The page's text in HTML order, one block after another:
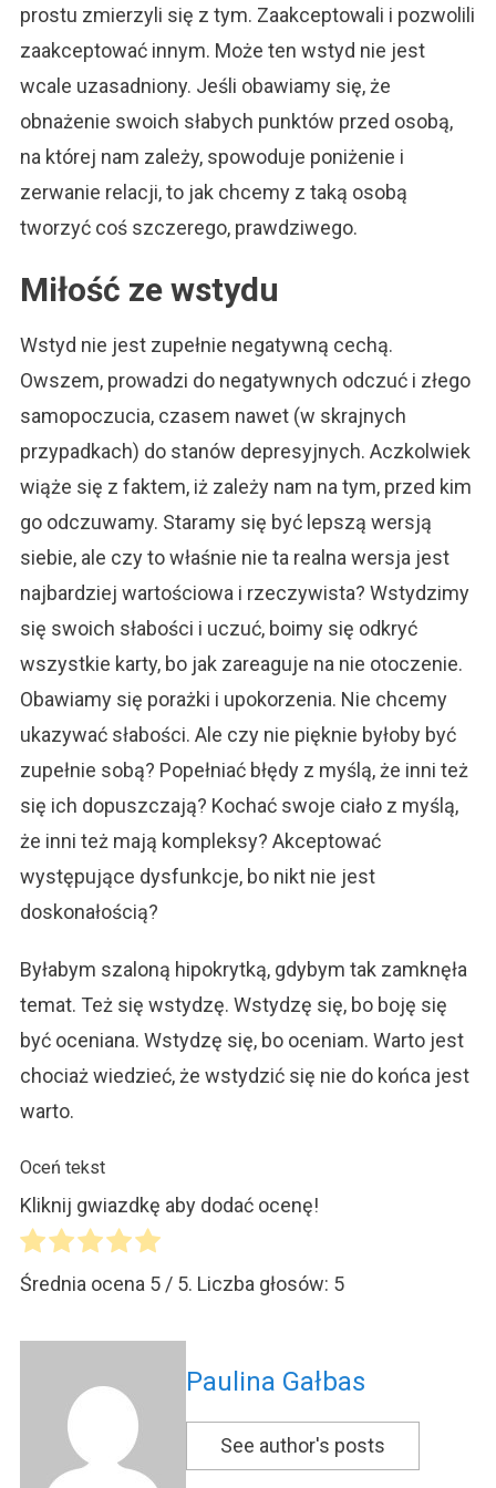
prostu zmierzyli się z tym. Zaakceptowali i pozwolili
zaakceptować innym. Może ten wstyd nie jest
wcale uzasadniony. Jeśli obawiamy się, że
obnażenie swoich słabych punktów przed osobą,
na której nam zależy, spowoduje poniżenie i
zerwanie relacji, to jak chcemy z taką osobą
tworzyć coś szczerego, prawdziwego.
Miłość ze wstydu
Wstyd nie jest zupełnie negatywną cechą.
Owszem, prowadzi do negatywnych odczuć i złego
samopoczucia, czasem nawet (w skrajnych
przypadkach) do stanów depresyjnych. Aczkolwiek
wiąże się z faktem, iż zależy nam na tym, przed kim
go odczuwamy. Staramy się być lepszą wersją
siebie, ale czy to właśnie nie ta realna wersja jest
najbardziej wartościowa i rzeczywista? Wstydzimy
się swoich słabości i uczuć, boimy się odkryć
wszystkie karty, bo jak zareaguje na nie otoczenie.
Obawiamy się porażki i upokorzenia. Nie chcemy
ukazywać słabości. Ale czy nie pięknie byłoby być
zupełnie sobą? Popełniać błędy z myślą, że inni też
się ich dopuszczają? Kochać swoje ciało z myślą,
że inni też mają kompleksy? Akceptować
występujące dysfunkcje, bo nikt nie jest
doskonałością?
Byłabym szaloną hipokrytką, gdybym tak zamknęła
temat. Też się wstydzę. Wstydzę się, bo boję się
być oceniana. Wstydzę się, bo oceniam. Warto jest
chociaż wiedzieć, że wstydzić się nie do końca jest
warto.
Oceń tekst
Kliknij gwiazdkę aby dodać ocenę!
Średnia ocena 5/ 5. Liczba głosów: 5
Paulina Gałbas
See author's posts